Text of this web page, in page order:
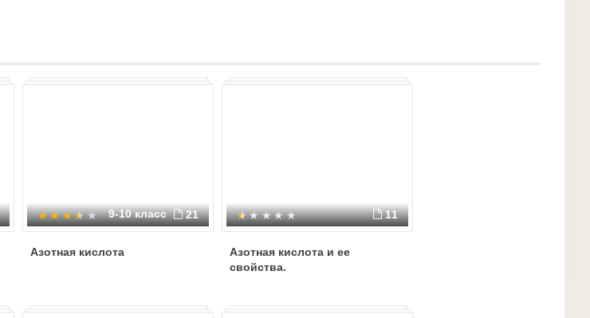
9-10 класс 21
Азотная кислота
11
Азотная кислота и ее
свойства.